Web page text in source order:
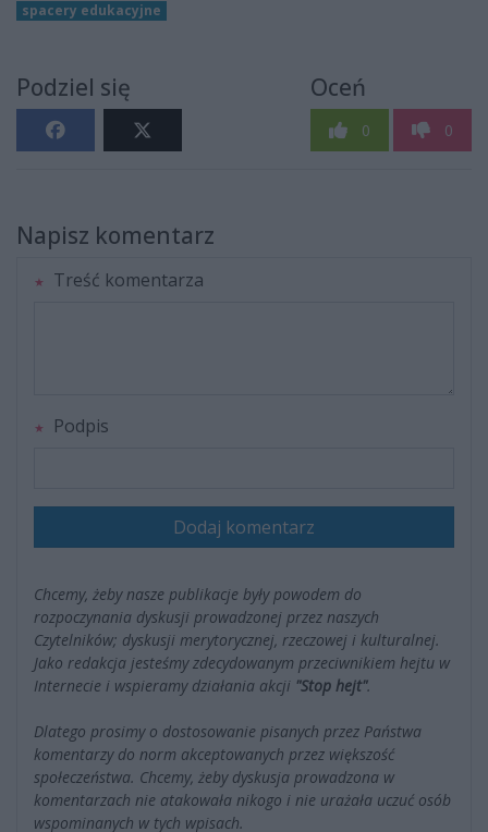
spacery edukacyjne
Podziel się Oceń
0 0
Napisz komentarz
Treść komentarza
Podpis
Dodaj komentarz
Chcemy, żeby nasze publikacje były powodem do
rozpoczynania dyskusji prowadzonej przez naszych
Czytelników; dyskusji merytorycznej, rzeczowej i kulturalnej.
Jako redakcja jesteśmy zdecydowanym przeciwnikiem hejtu w
Internecie i wspieramy działania akcji "Stop hejt".
Dlatego prosimy o dostosowanie pisanych przez Państwa
komentarzy do norm akceptowanych przez większość
społeczeństwa. Chcemy, żeby dyskusja prowadzona w
komentarzach nie atakowała nikogo i nie urażała uczuć osób
wspominanych w tych wpisach.